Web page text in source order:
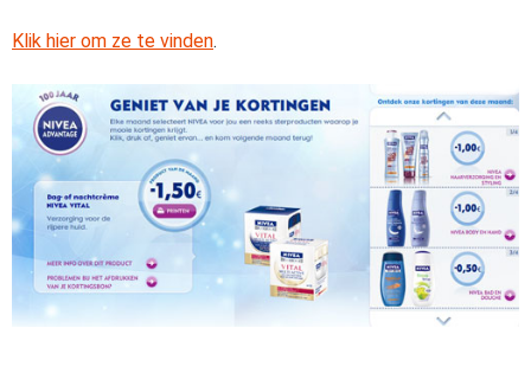
Klik hier om ze te vinden.